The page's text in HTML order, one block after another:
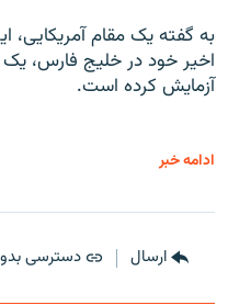
به گفته یک مقام آمریکایی،
اخیر خود در خلیج فارس،
آزمایش کرده است.
ادامه خبر
ارسال دسترسی